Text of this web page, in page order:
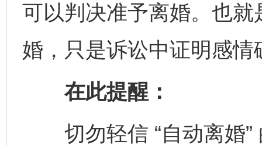
可以判决准予离婚。也
婚，只是诉讼中证明感
在此提醒：
切勿轻信 “自动离婚”